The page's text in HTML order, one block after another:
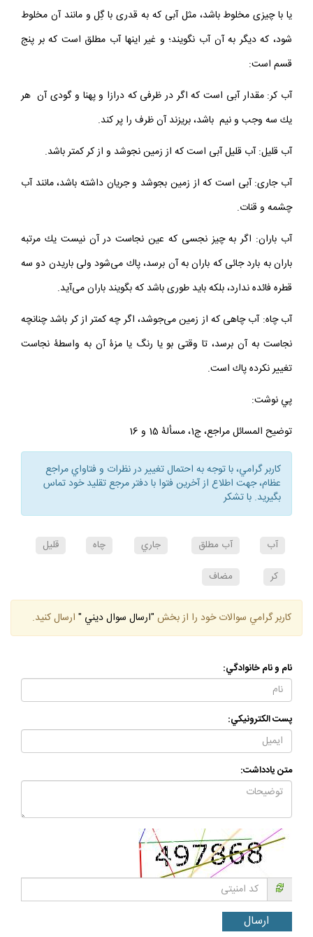
يا با چيزى مخلوط باشد، مثل آبى كه به قدرى با گِل و مانند آن مخلوط
شود، كه ديگر به آن آب نگويند؛ و غير اينها آب مطلق است كه بر پنج
قسم است:
آب كر: مقدار آبى است كه اگر در ظرفى كه درازا و پهنا و گودى آن هر
يك سه وجب و نيم باشد، بريزند آن ظرف را پر كند.
آب قليل: آب قليل آبى است كه از زمين نجوشد و از كر كمتر باشد.
آب جارى: آبى است كه از زمين بجوشد و جريان داشته باشد، مانند آب
چشمه و قنات.
آب باران: اگر به چيز نجسى كه عين نجاست در آن نيست يك مرتبه
باران به بارد جائى كه باران به آن برسد، پاك مى‌شود ولى باريدن دو سه
قطره فائده ندارد، بلكه بايد طورى باشد كه بگويند باران مى‌آيد.
آب چاه: آب چاهى كه از زمين مى‌جوشد، اگر چه كمتر از كر باشد چنانچه
نجاست به آن برسد، تا وقتى بو يا رنگ يا مزۀ آن به واسطۀ نجاست
تغيير نكرده پاك است.
پي نوشت:
توضيح المسائل مراجع، ج‌1، مسألۀ 15 و 16
كاربر گرامي، با توجه به احتمال تغيير در نظرات و فتاواي مراجع
عظام، جهت اطلاع از آخرين فتوا با دفتر مرجع تقليد خود تماس
بگيريد. با تشكر
آب آب مطلق جاري چاه قليل
كر مضاف
كاربر گرامي سوالات خود را از بخش "ارسال سوال ديني " ارسال كنيد.
نام و نام خانوادگي:
پست الكترونيكي:
متن يادداشت: